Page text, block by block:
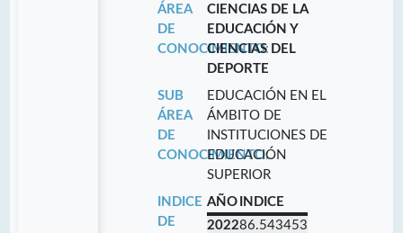
ÁREA
DE
CONOCIMIENTO:
CIENCIAS DE LA
EDUCACIÓN Y
CIENCIAS DEL
DEPORTE
SUB
ÁREA
DE
CONOCIMIENTO:
EDUCACIÓN EN EL
ÁMBITO DE
INSTITUCIONES DE
EDUCACIÓN
SUPERIOR
INDICE
DE
AÑO INDICE
202286.543453